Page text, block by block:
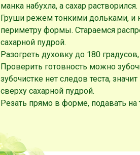
манка набухла, а сахар растворился.
Груши режем тонкими дольками,
периметру формы. Стараемся
сахарной пудрой.
Разогреть духовку до 180
Проверить готовность можно
зубочистке нет следов теста,
сверху сахарной пудрой.
Резать прямо в форме, подавать